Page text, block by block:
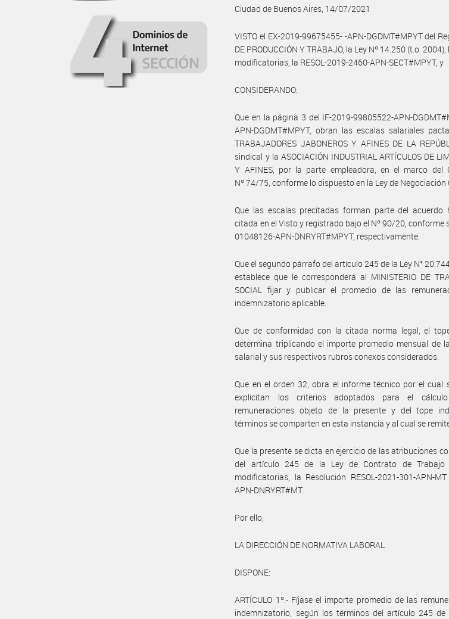
Ciudad de Buenos Aires, 14/07/2021
VISTO el EX-2019-99675455- -APN-DGDMT#MPYT del
DE PRODUCCIÓN Y TRABAJO, la Ley Nº 14.250 (t.o.
modificatorias, la RESOL-2019-2460-APN-SECT#MPYT, y
CONSIDERANDO:
Que en la página 3 del IF-2019-99805522-APN-
APN-DGDMT#MPYT, obran las escalas salariales
TRABAJADORES JABONEROS Y AFINES DE LA
sindical y la ASOCIACIÓN INDUSTRIAL ARTÍCULOS DE
Y AFINES, por la parte empleadora, en el marco del
Nº 74/75, conforme lo dispuesto en la Ley de Negociación
Que las escalas precitadas forman parte del acuerdo
citada en el Visto y registrado bajo el Nº 90/20, conforme
01048126-APN-DNRYRT#MPYT, respectivamente.
Que el segundo párrafo del artículo 245 de la Ley N°
establece que le corresponderá al MINISTERIO DE
SOCIAL fijar y publicar el promedio de las
indemnizatorio aplicable.
Que de conformidad con la citada norma legal, el
determina triplicando el importe promedio mensual de
salarial y sus respectivos rubros conexos considerados.
Que en el orden 32, obra el informe técnico por el cual
explicitan los criterios adoptados para el
remuneraciones objeto de la presente y del tope
términos se comparten en esta instancia y al cual se
Que la presente se dicta en ejercicio de las atribuciones
del artículo 245 de la Ley de Contrato de
modificatorias, la Resolución RESOL-2021-301-APN-
APN-DNRYRT#MT.
Por ello,
LA DIRECCIÓN DE NORMATIVA LABORAL
DISPONE:
ARTÍCULO 1º.- Fíjase el importe promedio de las
indemnizatorio, según los términos del artículo 245